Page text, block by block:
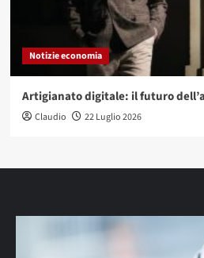
Notizie economia
Artigianato digitale: il futuro
Claudio 22 Luglio 2026